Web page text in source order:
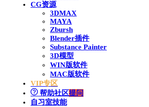
CG资源
3DMAX
MAYA
Zbursh
Blender插件
Substance Painter
3D模型
WIN版软件
MAC版软件
VIP专区
帮助社区提问
自习室技能